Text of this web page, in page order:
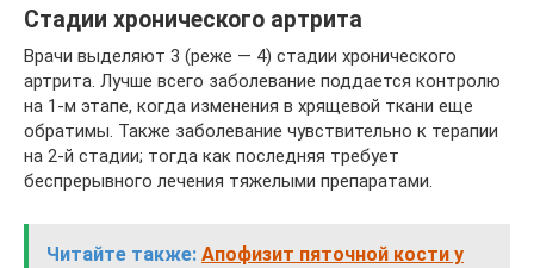
Стадии хронического артрита
Врачи выделяют 3 (реже — 4) стадии хронического
артрита. Лучше всего заболевание поддается контролю
на 1-м этапе, когда изменения в хрящевой ткани еще
обратимы. Также заболевание чувствительно к терапии
на 2-й стадии; тогда как последняя требует
беспрерывного лечения тяжелыми препаратами.
Читайте также: Апофизит пяточной кости у